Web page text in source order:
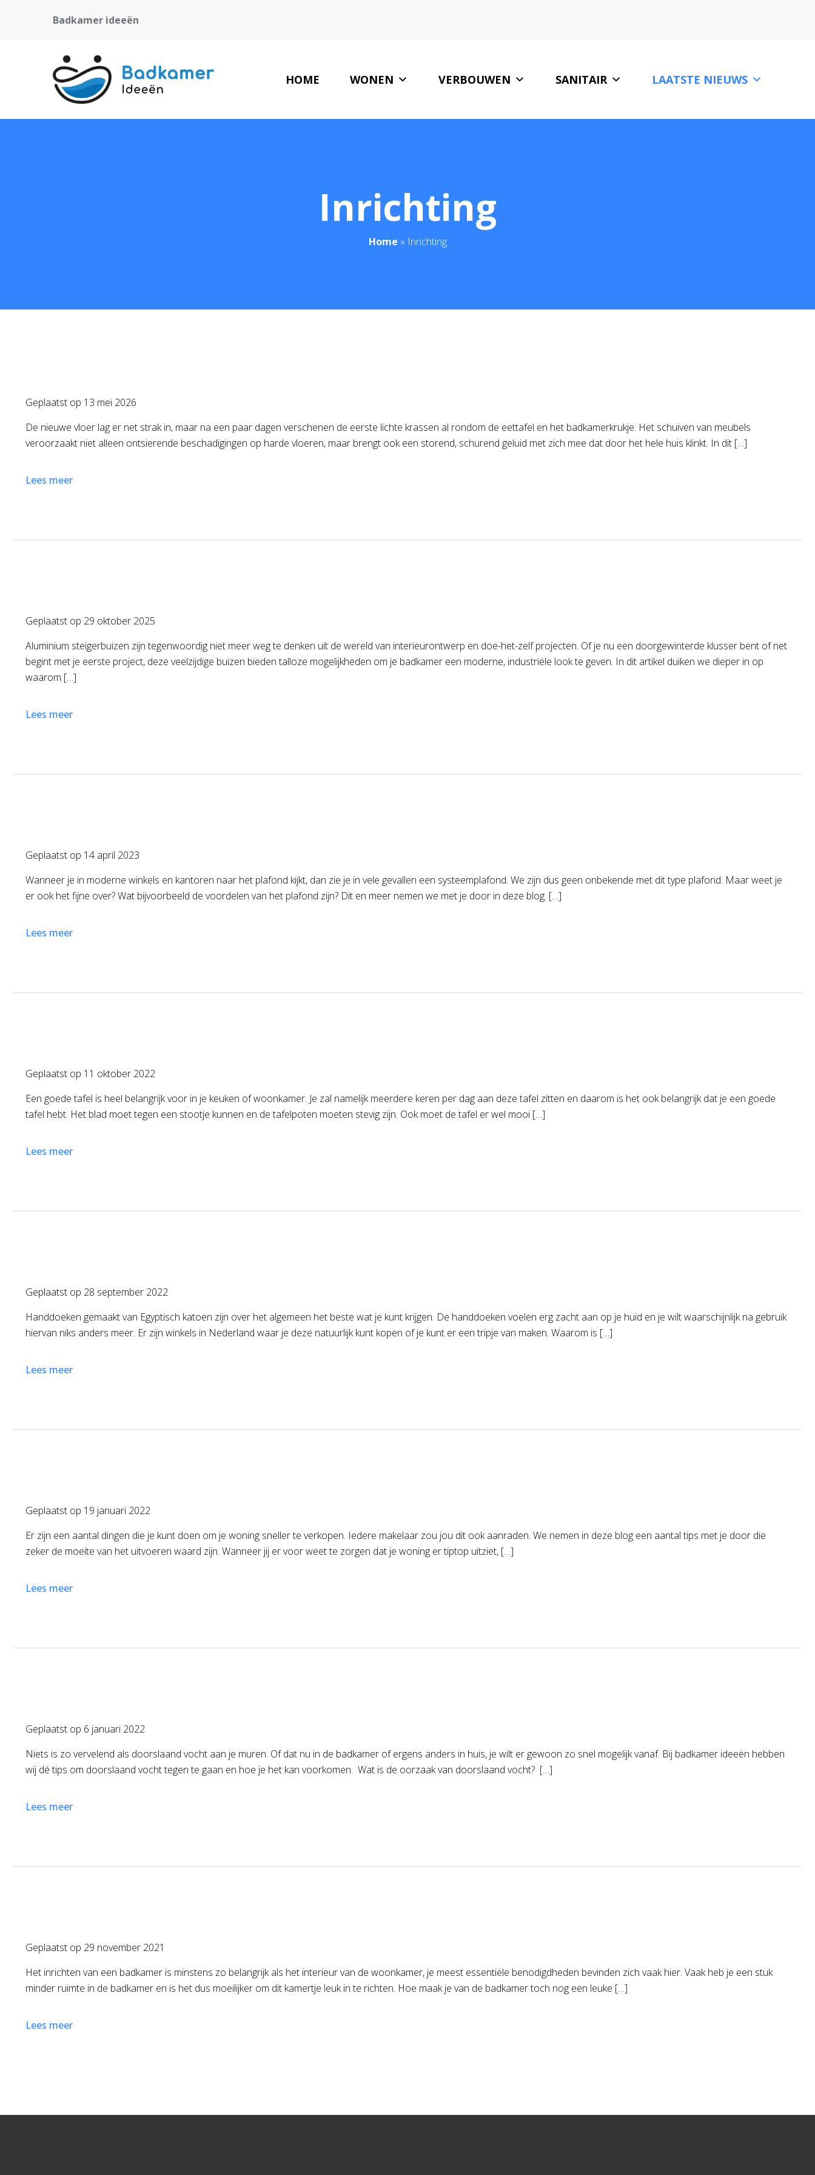
Badkamer ideeën
HOME WONEN VERBOUWEN SANITAIR LAATSTE NIEUWS
Inrichting
Home » Inrichting
Geplaatst op 13 mei 2026
De nieuwe vloer lag er net strak in, maar na een paar dagen verschenen de eerste lichte krassen al rondom de eettafel en het badkamerkrukje. Het schuiven van meubels
veroorzaakt niet alleen ontsierende beschadigingen op harde vloeren, maar brengt ook een storend, schurend geluid met zich mee dat door het hele huis klinkt. In dit […]
Lees meer
Geplaatst op 29 oktober 2025
Aluminium steigerbuizen zijn tegenwoordig niet meer weg te denken uit de wereld van interieurontwerp en doe-het-zelf projecten. Of je nu een doorgewinterde klusser bent of net
begint met je eerste project, deze veelzijdige buizen bieden talloze mogelijkheden om je badkamer een moderne, industriële look te geven. In dit artikel duiken we dieper in op
waarom […]
Lees meer
Geplaatst op 14 april 2023
Wanneer je in moderne winkels en kantoren naar het plafond kijkt, dan zie je in vele gevallen een systeemplafond. We zijn dus geen onbekende met dit type plafond. Maar weet je
er ook het fijne over? Wat bijvoorbeeld de voordelen van het plafond zijn? Dit en meer nemen we met je door in deze blog. […]
Lees meer
Geplaatst op 11 oktober 2022
Een goede tafel is heel belangrijk voor in je keuken of woonkamer. Je zal namelijk meerdere keren per dag aan deze tafel zitten en daarom is het ook belangrijk dat je een goede
tafel hebt. Het blad moet tegen een stootje kunnen en de tafelpoten moeten stevig zijn. Ook moet de tafel er wel mooi […]
Lees meer
Geplaatst op 28 september 2022
Handdoeken gemaakt van Egyptisch katoen zijn over het algemeen het beste wat je kunt krijgen. De handdoeken voelen erg zacht aan op je huid en je wilt waarschijnlijk na gebruik
hiervan niks anders meer. Er zijn winkels in Nederland waar je deze natuurlijk kunt kopen of je kunt er een tripje van maken. Waarom is […]
Lees meer
Geplaatst op 19 januari 2022
Er zijn een aantal dingen die je kunt doen om je woning sneller te verkopen. Iedere makelaar zou jou dit ook aanraden. We nemen in deze blog een aantal tips met je door die
zeker de moeite van het uitvoeren waard zijn. Wanneer jij er voor weet te zorgen dat je woning er tiptop uitziet, […]
Lees meer
Geplaatst op 6 januari 2022
Niets is zo vervelend als doorslaand vocht aan je muren. Of dat nu in de badkamer of ergens anders in huis, je wilt er gewoon zo snel mogelijk vanaf. Bij badkamer ideeën hebben
wij dé tips om doorslaand vocht tegen te gaan en hoe je het kan voorkomen. Wat is de oorzaak van doorslaand vocht? […]
Lees meer
Geplaatst op 29 november 2021
Het inrichten van een badkamer is minstens zo belangrijk als het interieur van de woonkamer, je meest essentiële benodigdheden bevinden zich vaak hier. Vaak heb je een stuk
minder ruimte in de badkamer en is het dus moeilijker om dit kamertje leuk in te richten. Hoe maak je van de badkamer toch nog een leuke […]
Lees meer